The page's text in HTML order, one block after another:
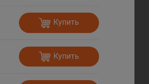
Купить
Купить